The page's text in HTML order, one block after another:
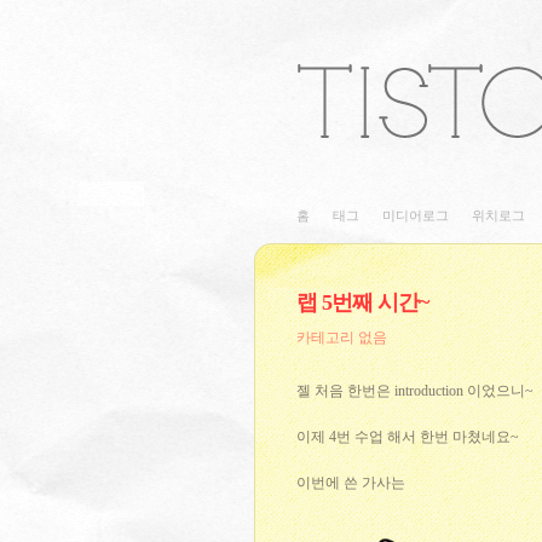
홈 태그 미디어로그 위치로그
랩 5번째 시간~
카테고리 없음
젤 처음 한번은 introduction 이었으니~
이제 4번 수업 해서 한번 마쳤네요~
이번에 쓴 가사는